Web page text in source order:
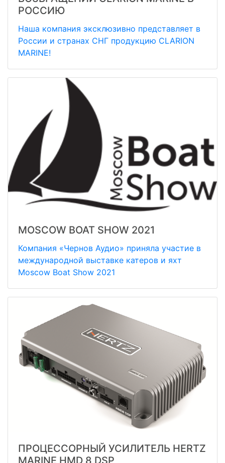
РОССИЮ
Наша компания эксклюзивно представляет в
России и странах СНГ продукцию СLARION
MARINE!
MOSCOW BOAT SHOW 2021
Компания «Чернов Аудио» приняла участие в
международной выставке катеров и яхт
Moscow Boat Show 2021
ПРОЦЕССОРНЫЙ УСИЛИТЕЛЬ HERTZ